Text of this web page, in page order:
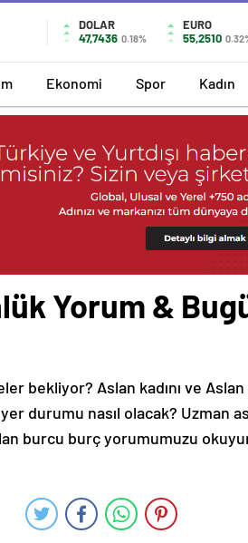
DOLAR
47,7436 0.18%
EURO
55,2510
Ekonomi Spor Kadın
Yorum &
bekliyor? Aslan kadını ve
durumu nasıl olacak? Uzman
burcu burç yorumumuzu